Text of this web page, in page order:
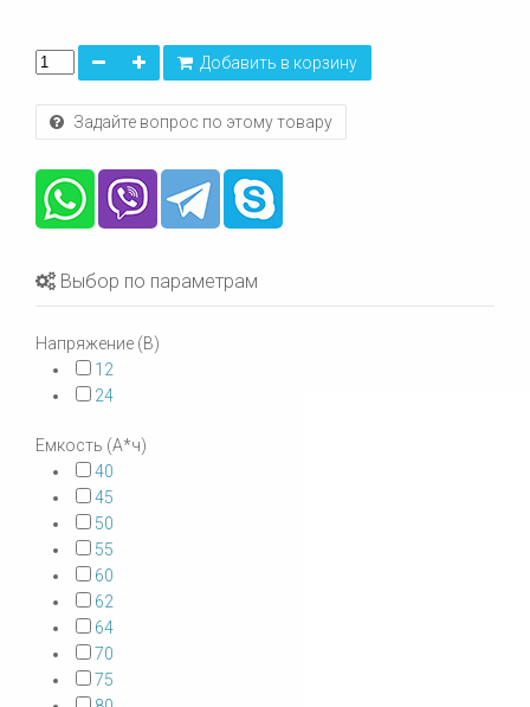
Добавить в корзину
Задайте вопрос по этому товару
Выбор по параметрам
Напряжение (В)
12
24
Емкость (А*ч)
40
45
50
55
60
62
64
70
75